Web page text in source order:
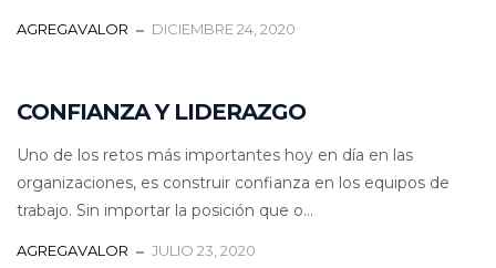
AGREGAVALOR DICIEMBRE 24, 2020
CONFIANZA Y LIDERAZGO
Uno de los retos más importantes hoy en día en las
organizaciones, es construir confianza en los equipos de
trabajo. Sin importar la posición que o...
AGREGAVALOR JULIO 23, 2020